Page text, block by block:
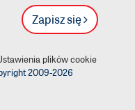
Zapisz się
plików cookie
2009-2026